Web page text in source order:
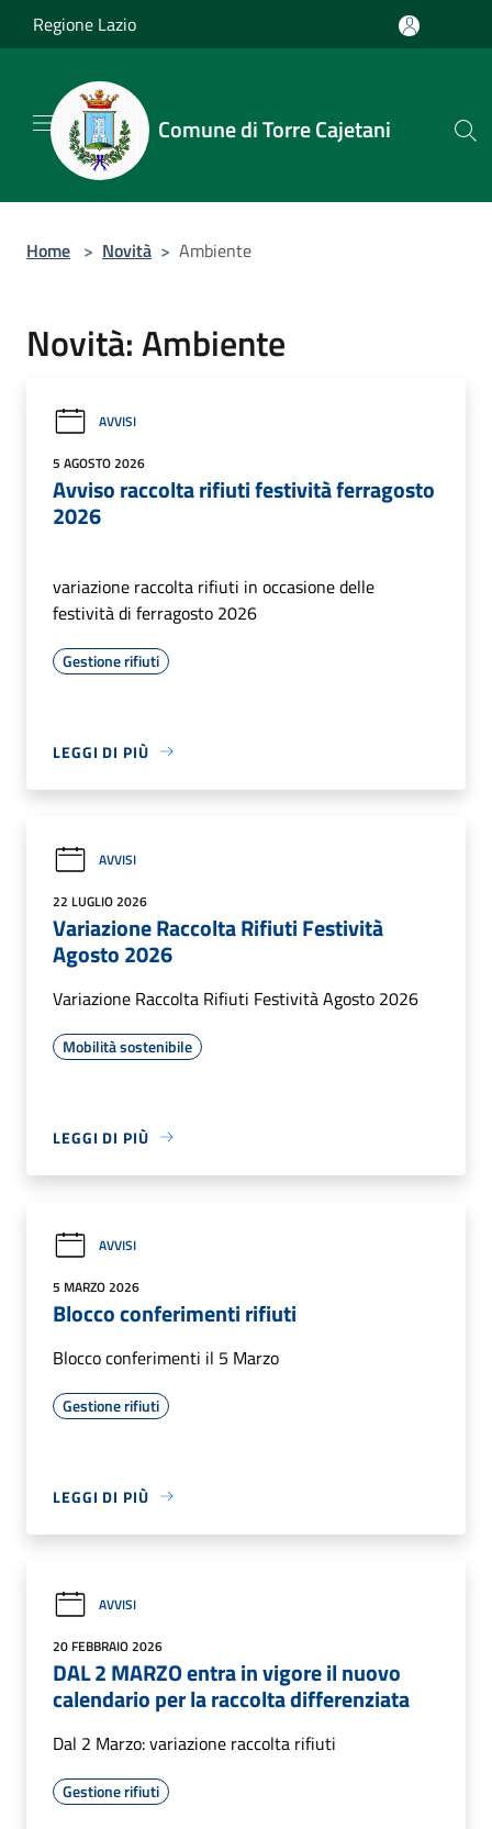
Salta al contenuto principale
Regione Lazio
Comune di Torre Cajetani
Home > Novità > Ambiente
Novità: Ambiente
AVVISI
5 AGOSTO 2026
Avviso raccolta rifiuti festività ferragosto
2026
variazione raccolta rifiuti in occasione delle
festività di ferragosto 2026
Gestione rifiuti
LEGGI DI PIÙ
AVVISI
22 LUGLIO 2026
Variazione Raccolta Rifiuti Festività
Agosto 2026
Variazione Raccolta Rifiuti Festività Agosto 2026
Mobilità sostenibile
LEGGI DI PIÙ
AVVISI
5 MARZO 2026
Blocco conferimenti rifiuti
Blocco conferimenti il 5 Marzo
Gestione rifiuti
LEGGI DI PIÙ
AVVISI
20 FEBBRAIO 2026
DAL 2 MARZO entra in vigore il nuovo
calendario per la raccolta differenziata
Dal 2 Marzo: variazione raccolta rifiuti
Gestione rifiuti